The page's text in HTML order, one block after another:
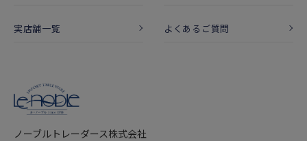
実店舗一覧 よくあるご質問
ノーブルトレーダース株式会社